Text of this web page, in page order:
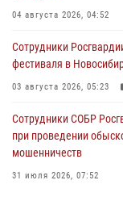
04 августа 2026, 04:52
Сотрудники
фестиваля в
03 августа 2026, 05:23
Сотрудники СОБР
при проведении
мошенничеств
31 июля 2026, 07:52